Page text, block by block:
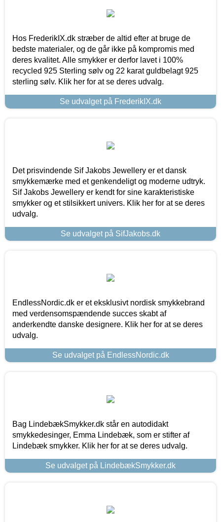
Hos FrederikIX.dk stræber de altid efter at bruge de
bedste materialer, og de går ikke på kompromis med
deres kvalitet. Alle smykker er derfor lavet i 100%
recycled 925 Sterling sølv og 22 karat guldbelagt 925
sterling sølv. Klik her for at se deres udvalg.
Se udvalget på FrederikIX.dk
Det prisvindende Sif Jakobs Jewellery er et dansk
smykkemærke med et genkendeligt og moderne udtryk.
Sif Jakobs Jewellery er kendt for sine karakteristiske
smykker og et stilsikkert univers. Klik her for at se deres
udvalg.
Se udvalget på SifJakobs.dk
EndlessNordic.dk er et eksklusivt nordisk smykkebrand
med verdensomspændende succes skabt af
anderkendte danske designere. Klik her for at se deres
udvalg.
Se udvalget på EndlessNordic.dk
Bag LindebækSmykker.dk står en autodidakt
smykkedesinger, Emma Lindebæk, som er stifter af
Lindebæk smykker. Klik her for at se deres udvalg.
Se udvalget på LindebækSmykker.dk